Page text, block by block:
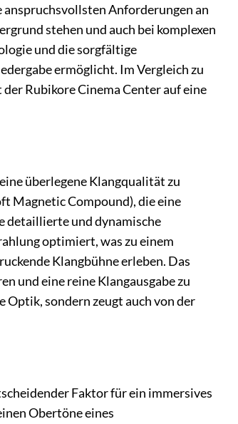
Anforderungen an
stehen und auch bei komplexen
und die sorgfältige
ermöglicht. Im Vergleich zu
Rubikore Cinema Center auf eine
überlegene Klangqualität zu
Magnetic Compound), die eine
detaillierte und dynamische
optimiert, was zu einem
Klangbühne erleben. Das
und eine reine Klangausgabe zu
Optik, sondern zeugt auch von der
Faktor für ein immersives
Obertöne eines